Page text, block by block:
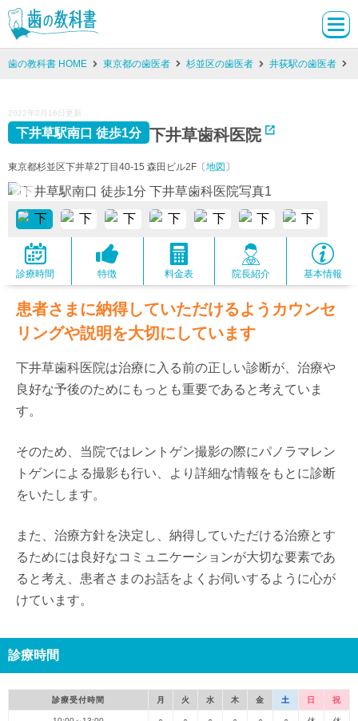
歯の教科書 HOME 東京都の歯医者 杉並区の歯医者 井荻駅の歯医者
2022年2月16日更新
下井草歯科医院
下井草駅南口 徒歩1分
東京都杉並区下井草2丁目40-15 森田ビル2F〔地図 〕
診療時間 特徴 料金表 院長紹介 基本情報
患者さまに納得していただけるようカウンセ
リングや説明を大切にしています
下井草歯科医院は治療に入る前の正しい診断が、治療や
良好な予後のためにもっとも重要であると考えていま
す。
そのため、当院ではレントゲン撮影の際にパノラマレン
トゲンによる撮影も行い、より詳細な情報をもとに診断
をいたします。
また、治療方針を決定し、納得していただける治療とす
るためには良好なコミュニケーションが大切な要素であ
ると考え、患者さまのお話をよくお伺いするように心が
けています。
診療時間
診療受付時間 月 火 水 木 金 土 日 祝